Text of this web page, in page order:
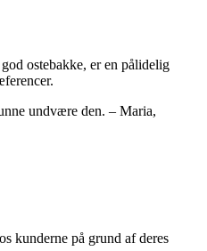
ostebakke, er en pålidelig
undvære den. – Maria,
kunderne på grund af deres